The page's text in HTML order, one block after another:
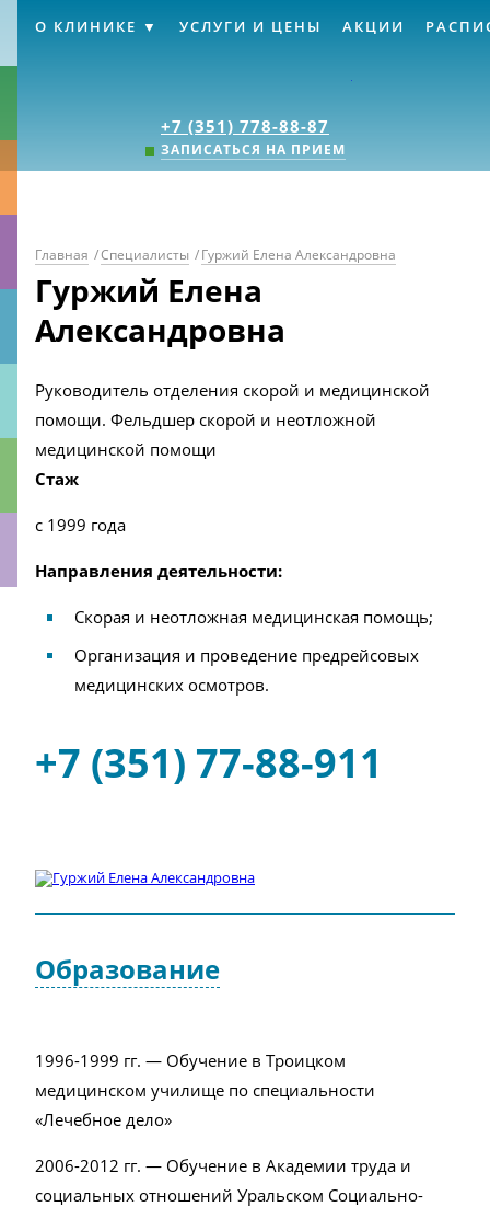
+7 (351) 778-88-87
ЗАПИСАТЬСЯ НА ПРИЕМ
О КЛИНИКЕ УСЛУГИ И ЦЕНЫ АКЦИИ
Главная /Специалисты /Гуржий Елена Александровна
Гуржий Елена
Александровна
Руководитель отделения скорой и медицинской
помощи. Фельдшер скорой и неотложной
медицинской помощи
Стаж
с 1999 года
Направления деятельности:
Скорая и неотложная медицинская помощь;
Организация и проведение предрейсовых
медицинских осмотров.
+7 (351) 77-88-911
Образование
1996-1999 гг. — Обучение в Троицком
медицинском училище по специальности
«Лечебное дело»
2006-2012 гг. — Обучение в Академии труда и
социальных отношений Уральском Социально-